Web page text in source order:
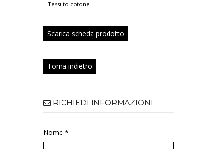
tessuto cotone
Scarica scheda prodotto
Torna indietro
RICHIEDI INFORMAZIONI
Nome *